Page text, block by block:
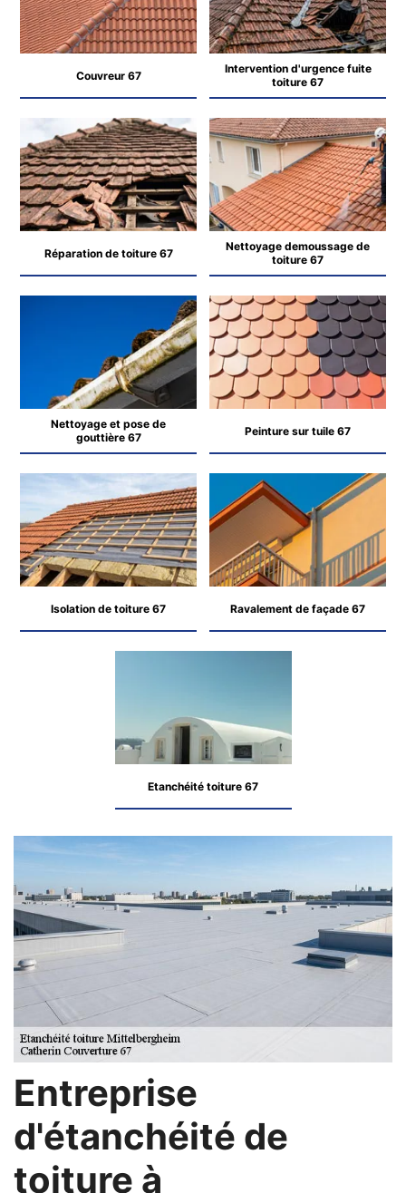
Couvreur 67
Intervention d'urgence fuite
toiture 67
Réparation de toiture 67
Nettoyage demoussage de
toiture 67
Nettoyage et pose de
gouttière 67
Peinture sur tuile 67
Isolation de toiture 67 Ravalement de façade 67
Etanchéité toiture 67
Entreprise
d'étanchéité de
toiture à